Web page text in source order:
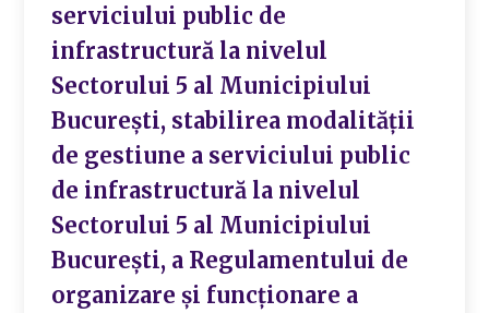
serviciului public de
infrastructură la nivelul
Sectorului 5 al Municipiului
București, stabilirea modalității
de gestiune a serviciului public
de infrastructură la nivelul
Sectorului 5 al Municipiului
București, a Regulamentului de
organizare și funcționare a